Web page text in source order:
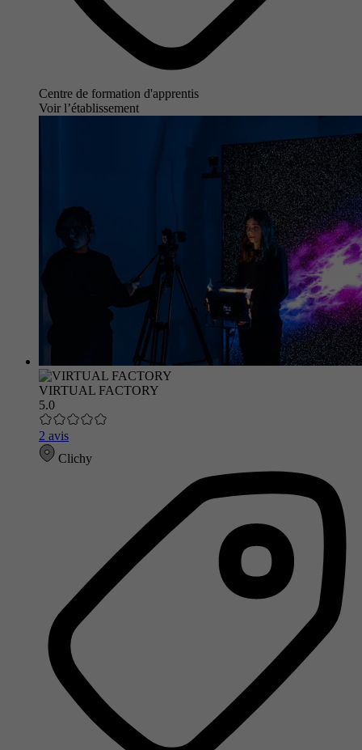
Centre de formation d'apprentis
Voir l’établissement
VIRTUAL FACTORY
5.0
2 avis
Clichy